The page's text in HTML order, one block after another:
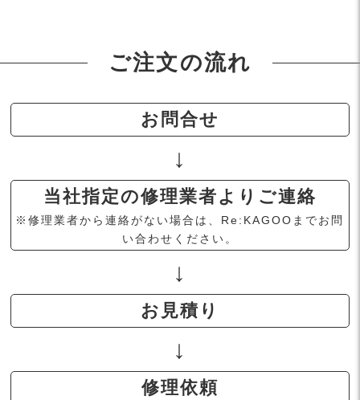
ご注文の流れ
お問合せ
当社指定の修理業者よりご連絡
※修理業者から連絡がない場合は、Re:KAGOOまでお問
い合わせください。
お見積り
修理依頼